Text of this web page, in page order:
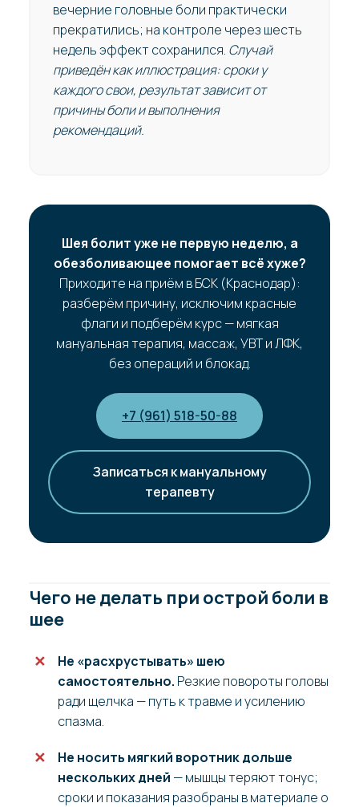
вечерние головные боли практически
прекратились; на контроле через шесть
недель эффект сохранился. Случай
приведён как иллюстрация: сроки у
каждого свои, результат зависит от
причины боли и выполнения
рекомендаций.
Шея болит уже не первую неделю, а
обезболивающее помогает всё хуже?
Приходите на приём в БСК (Краснодар):
разберём причину, исключим красные
флаги и подберём курс — мягкая
мануальная терапия, массаж, УВТ и ЛФК,
без операций и блокад.
+7 (961) 518-50-88
Записаться к мануальному
терапевту
Чего не делать при острой боли в
шее
Не «расхрустывать» шею
самостоятельно. Резкие повороты головы
ради щелчка — путь к травме и усилению
спазма.
Не носить мягкий воротник дольше
нескольких дней — мышцы теряют тонус;
сроки и показания разобраны в материале о